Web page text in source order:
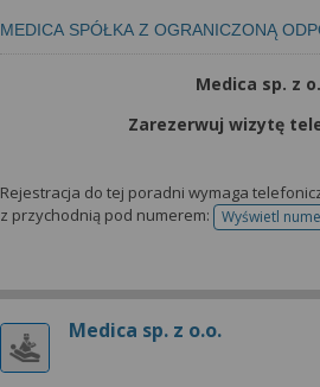
MEDICA SPÓŁKA Z OGRANICZONĄ
Medica sp. z
Zarezerwuj wizytę
Rejestracja do tej poradni wymaga
z przychodnią pod numerem:
Wyświetl
Medica sp. z o.o.